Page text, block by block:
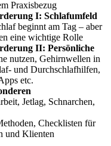
Praxisbezug
I: Schlafumfeld
beginnt am Tag – aber
eine wichtige Rolle
II: Persönliche
nutzen, Gehirnwellen in
und Durchschlafhilfen,
etc.
Jetlag, Schnarchen,
Checklisten für
und Klienten